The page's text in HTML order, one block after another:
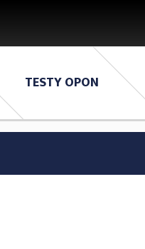
TESTY OPON